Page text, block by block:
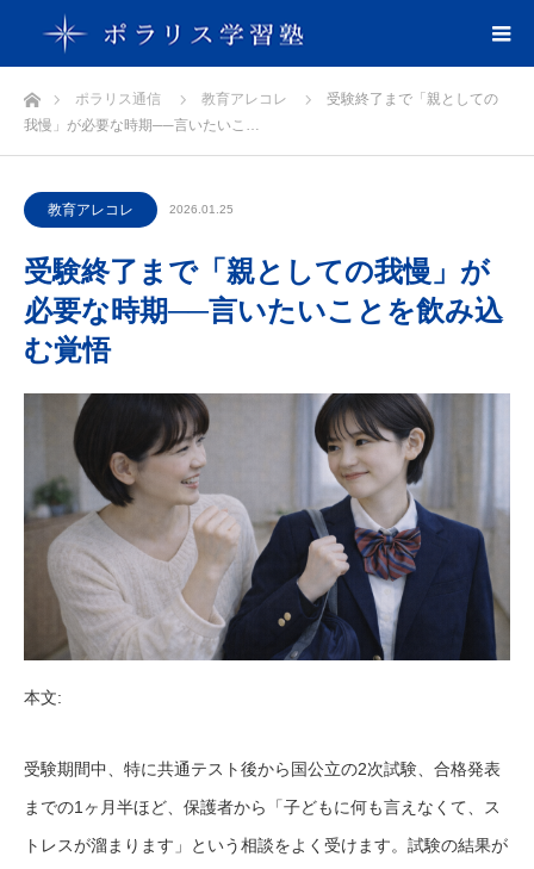
ホームポラリス通信 教育アレコレ
受験終了まで「親としての
我慢」が必要な時期──言いたいこ…
教育アレコレ 2026.01.25
受験終了まで「親としての我慢」が
必要な時期──言いたいことを飲み込
む覚悟
本文:
受験期間中、特に共通テスト後から国公立の2次試験、合格発表
までの1ヶ月半ほど、保護者から「子どもに何も言えなくて、ス
トレスが溜まります」という相談をよく受けます。試験の結果が